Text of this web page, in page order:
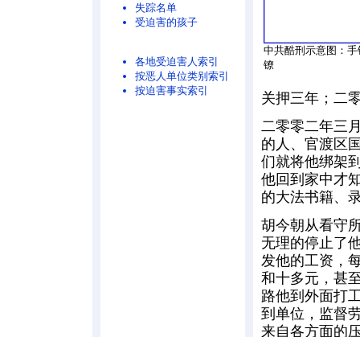
失踪名单
受迫害的孩子
各地受迫害人索引
按恶人单位类别索引
按迫害事实索引
中共酷刑示意图：手
镣
关押三年；二
二零零二年三
的人、官渡区
们就将他绑架
他回到家中才
的大法书籍、
胡今朝从看守
无理的停止了
发他的工资，
和十多元，甚
路他到外面打
到单位，监督
来自各方面的